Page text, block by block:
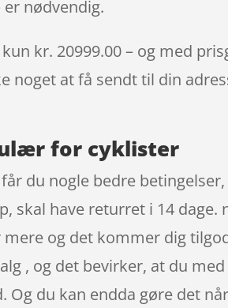
nødvendig.
kr. 20999.00 – og med
noget at få sendt til din
for cyklister
du nogle bedre
skal have returret i 14
og det kommer dig
, og det bevirker, at du
Og du kan endda gøre det